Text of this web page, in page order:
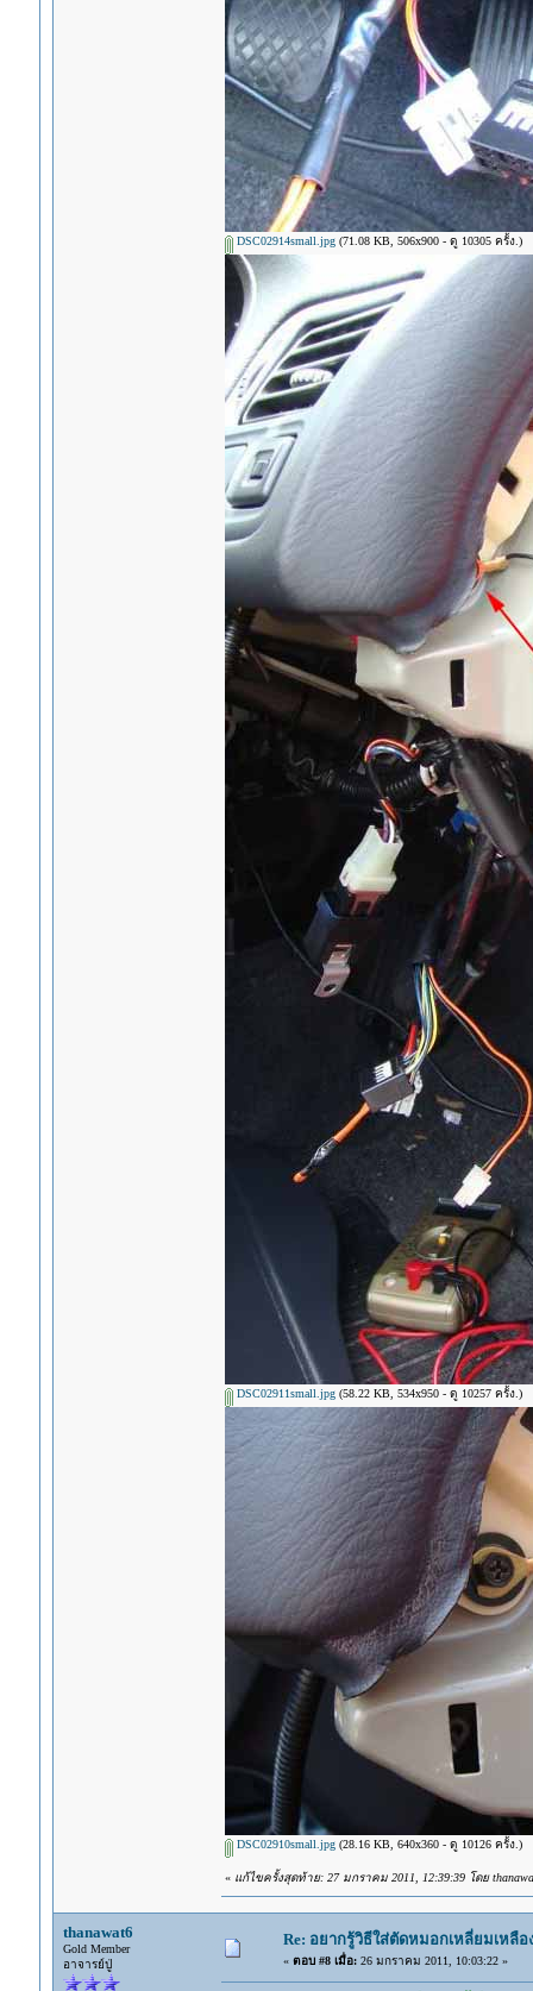
DSC02914small.jpg(71.08 KB, 506x900 - ดู 10305 ครั้ง.)
DSC02911small.jpg(58.22 KB, 534x950 - ดู 10257 ครั้ง.)
DSC02910small.jpg(28.16 KB, 640x360 - ดู 10126 ครั้ง.)
« แก้ไขครั้งสุดท้าย: 27 มกราคม 2011, 12:39:39 โดย
thanawat6
Gold Member
อาจารย์ปู่
Re: อยากรู้วิธีใส่ตัดหมอกเหลี่ยมเหลือ
« ตอบ #8 เมื่อ:26 มกราคม 2011, 10:03:22 »